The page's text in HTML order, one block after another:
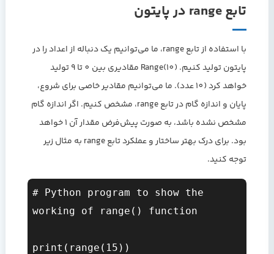
تابع range در پایتون
با استفاده از تابع range، ما می‌توانیم یک دنباله از اعداد را در
پایتون تولید کنیم. (10)Range مقادیری بین 0 تا 9 تولید
خواهد کرد (10 عدد). ما می‌توانیم مقادیر خاصی برای شروع،
پایان و اندازه گام در تابع range، مشخص کنیم. اگر اندازه گام
مشخص نشده باشد، به صورت پیش‌فرض مقدار آن 1 خواهد
بود. برای درک بهتر ساختار و عملکرد تابع range به مثال زیر
توجه کنید.
# Python program to show the
working of range() function
print(range(15))